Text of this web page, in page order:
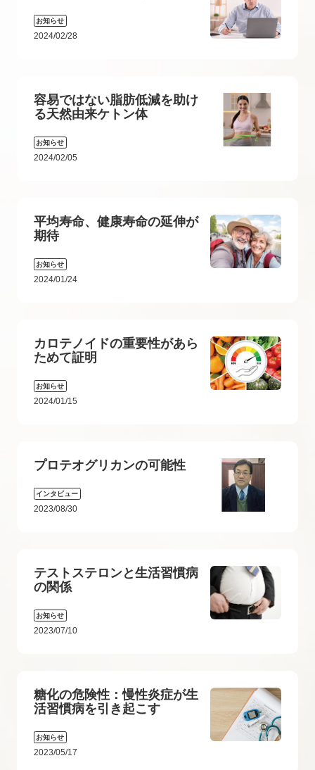
お知らせ
2024/02/28
容易ではない脂肪低減を助け
る天然由来ケトン体
お知らせ
2024/02/05
平均寿命、健康寿命の延伸が
期待
お知らせ
2024/01/24
カロテノイドの重要性があら
ためて証明
お知らせ
2024/01/15
プロテオグリカンの可能性
インタビュー
2023/08/30
テストステロンと生活習慣病
の関係
お知らせ
2023/07/10
糖化の危険性：慢性炎症が生
活習慣病を引き起こす
お知らせ
2023/05/17